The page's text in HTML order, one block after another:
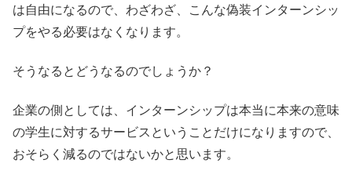
は自由になるので、わざわざ、こんな偽装インターンシッ
プをやる必要はなくなります。
そうなるとどうなるのでしょうか？
企業の側としては、インターンシップは本当に本来の意味
の学生に対するサービスということだけになりますので、
おそらく減るのではないかと思います。